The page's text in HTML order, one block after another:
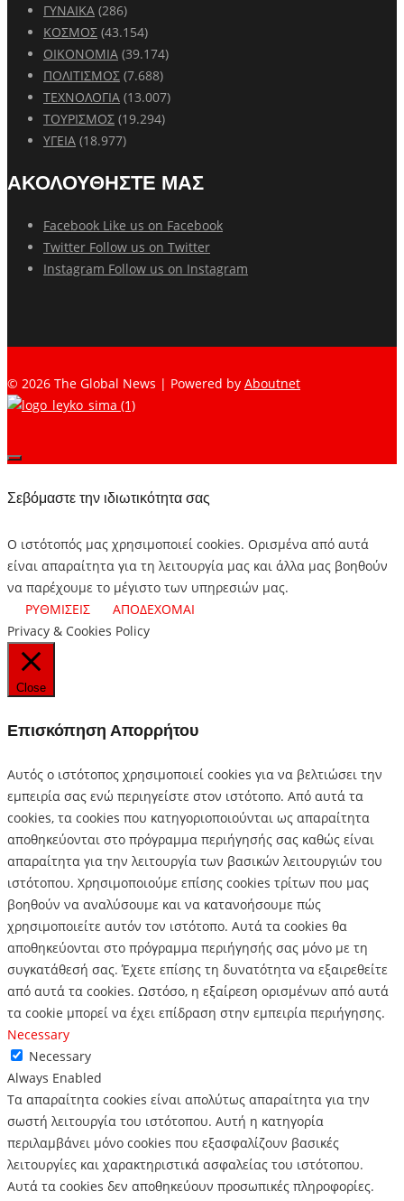
ΓΥΝΑΙΚΑ (286)
ΚΟΣΜΟΣ (43.154)
ΟΙΚΟΝΟΜΙΑ (39.174)
ΠΟΛΙΤΙΣΜΟΣ (7.688)
ΤΕΧΝΟΛΟΓΙΑ (13.007)
ΤΟΥΡΙΣΜΟΣ (19.294)
ΥΓΕΙΑ (18.977)
ΑΚΟΛΟΥΘΗΣΤΕ ΜΑΣ
Facebook Like us on Facebook
Twitter Follow us on Twitter
Instagram Follow us on Instagram
© 2026 The Global News | Powered by Aboutnet
Σεβόμαστε την ιδιωτικότητα σας
Ο ιστότοπός μας χρησιμοποιεί cookies. Ορισμένα από αυτά
είναι απαραίτητα για τη λειτουργία μας και άλλα μας βοηθούν
να παρέχουμε το μέγιστο των υπηρεσιών μας.
ΡΥΘΜΙΣΕΙΣ
ΑΠΟΔΕΧΟΜΑΙ
Privacy & Cookies Policy
Close
Επισκόπηση Απορρήτου
Αυτός ο ιστότοπος χρησιμοποιεί cookies για να βελτιώσει την
εμπειρία σας ενώ περιηγείστε στον ιστότοπο. Από αυτά τα
cookies, τα cookies που κατηγοριοποιούνται ως απαραίτητα
αποθηκεύονται στο πρόγραμμα περιήγησής σας καθώς είναι
απαραίτητα για την λειτουργία των βασικών λειτουργιών του
ιστότοπου. Χρησιμοποιούμε επίσης cookies τρίτων που μας
βοηθούν να αναλύσουμε και να κατανοήσουμε πώς
χρησιμοποιείτε αυτόν τον ιστότοπο. Αυτά τα cookies θα
αποθηκεύονται στο πρόγραμμα περιήγησής σας μόνο με τη
συγκατάθεσή σας. Έχετε επίσης τη δυνατότητα να εξαιρεθείτε
από αυτά τα cookies. Ωστόσο, η εξαίρεση ορισμένων από αυτά
τα cookie μπορεί να έχει επίδραση στην εμπειρία περιήγησης.
Necessary
Necessary
Always Enabled
Τα απαραίτητα cookies είναι απολύτως απαραίτητα για την
σωστή λειτουργία του ιστότοπου. Αυτή η κατηγορία
περιλαμβάνει μόνο cookies που εξασφαλίζουν βασικές
λειτουργίες και χαρακτηριστικά ασφαλείας του ιστότοπου.
Αυτά τα cookies δεν αποθηκεύουν προσωπικές πληροφορίες.